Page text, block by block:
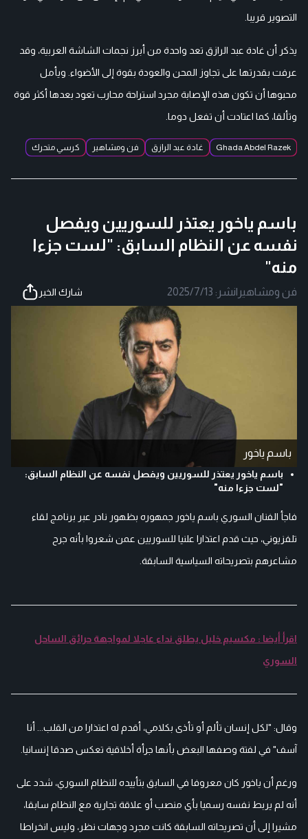
التصوير قريبا.
يذكر أن غادة عبد الرازق تعد واحدة من أبرز نجمات الشاشة العربية، وقد
عرفت بقدرتها على تجاوز المحن والعودة بقوة إلى الأضواء. ويأمل
محبوها أن تكون هذه الإصابة مجرد استراحة محارب تعود بعدها أكثر قوة
وتألقا، كما اعتادت أن تفعل دوما.
Ghada Abdel Razek غادة عبد الرازق فن ومشاهير كرسي متحرك
باسم ياخور يعتذر للسوريين ويفصل
نفسه عن النظام السابق: "لست جزءا
منه"
فن ومشاهير |نشر: 2025/7/13 شارك الخبر
باسم ياخور
باسم ياخور يعتذر للسوريين ويفصل نفسه عن النظام السابق:
"لست جزءا منه"
فاجأ الفنان السوري باسم ياخور جمهوره بظهور نادر عبر برنامج لقاء
تلفزيوني، حيث قدم اعتذارا علنيا للسوريين عمن شعروا بأنه جرح
مشاعرهم بتصريحاته السياسية السابقة.
اقرأ أيضا : مكسيم خليل يطلق نداء عاجلا لمواجهة حرائق الساحل
السوري
وقال: "لكل إنسان تألم أو تأذى بكلامي، أقدم له اعتذارا من القلب... أنا
آسف" في لفتة وصفها البعض بأنها جرأة أخلاقية تعكس صدقا إنسانيا.
ورغم أن ياخور كان معروفا في السابق بتأييده للنظام السوري، شدد على
أنه لم يربط نفسه رسميا بأي منصب أو علاقة تجارية مع النظام سابقا،
مشيرا إلى أن تصريحاته السابقة كانت مجرد وجهات نظر، وليس انخراطا